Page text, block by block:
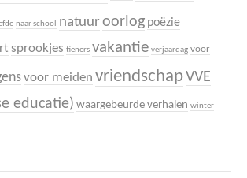
naar school natuur oorlog poëzie
sprookjes tieners vakantie verjaardag voor
voor meiden vriendschapVVE
educatie) waargebeurde verhalen winter